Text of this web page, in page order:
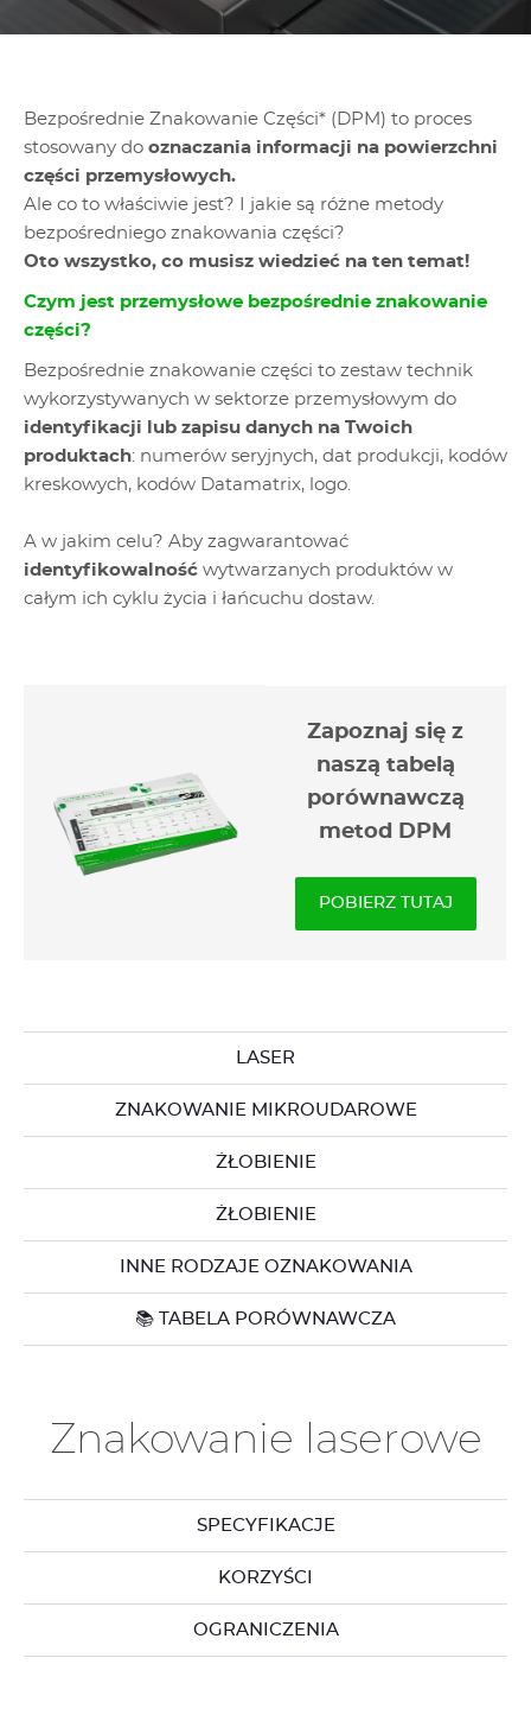
Bezpośrednie Znakowanie Części* (DPM) to proces
stosowany do oznaczania informacji na powierzchni
części przemysłowych.
Ale co to właściwie jest? I jakie są różne metody
bezpośredniego znakowania części?
Oto wszystko, co musisz wiedzieć na ten temat!
Czym jest przemysłowe bezpośrednie znakowanie
części?
Bezpośrednie znakowanie części to zestaw technik
wykorzystywanych w sektorze przemysłowym do
identyfikacji lub zapisu danych na Twoich
produktach: numerów seryjnych, dat produkcji, kodów
kreskowych, kodów Datamatrix, logo.
A w jakim celu? Aby zagwarantować
identyfikowalność wytwarzanych produktów w
całym ich cyklu życia i łańcuchu dostaw.
Zapoznaj się z
naszą tabelą
porównawczą
metod DPM
POBIERZ TUTAJ
LASER
ZNAKOWANIE MIKROUDAROWE
ŻŁOBIENIE
ŻŁOBIENIE
INNE RODZAJE OZNAKOWANIA
📚 TABELA PORÓWNAWCZA
Znakowanie laserowe
SPECYFIKACJE
KORZYŚCI
OGRANICZENIA